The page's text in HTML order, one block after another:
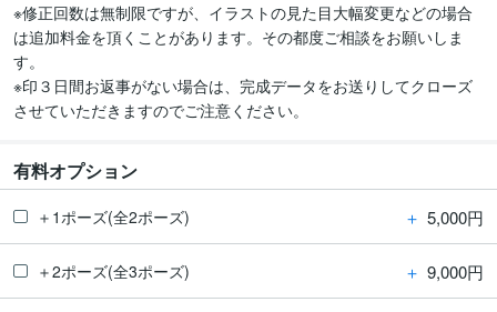
※修正回数は無制限ですが、イラストの見た目大幅変更などの場合
は追加料金を頂くことがあります。その都度ご相談をお願いしま
す。
※印３日間お返事がない場合は、完成データをお送りしてクローズ
させていただきますのでご注意ください。
有料オプション
＋1ポーズ(全2ポーズ) ＋ 5,000円
＋2ポーズ(全3ポーズ) ＋ 9,000円